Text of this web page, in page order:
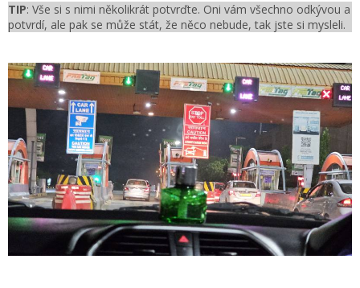
TIP: Vše si s nimi několikrát potvrďte. Oni vám všechno odkývou a
potvrdí, ale pak se může stát, že něco nebude, tak jste si mysleli.